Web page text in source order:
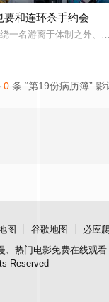
子则是打理他演艺事务
要和连环杀手约会
一名游离于体制之外、
0 条 “第19份病历簿” 影
图 谷歌地图
必应
、热门电影免费在线观看
Reserved